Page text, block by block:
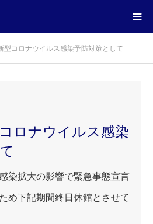
型コロナウイルス感染予防対策として
コロナウイルス感染
染拡大の影響で緊急事態宣言
め下記期間終日休館とさせて